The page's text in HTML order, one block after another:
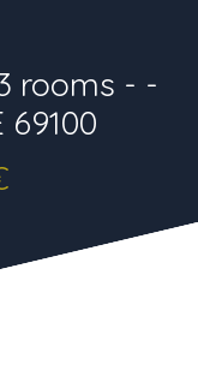
rooms - -
69100